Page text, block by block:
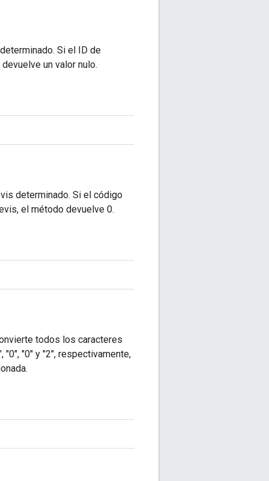
Si el ID de
un valor nulo.
determinado. Si el código
el método devuelve 0.
todos los caracteres
"0", "0" y "2", respectivamente,